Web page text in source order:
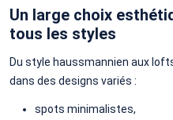
Un large choix
tous les styles
Du style haussmannien aux
dans des designs variés :
spots minimalistes,